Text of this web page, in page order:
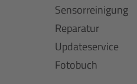
Sensorreinigung
Reparatur
Updateservice
Fotobuch